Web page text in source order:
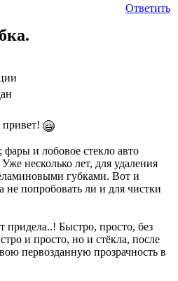
Ответить
фары и лобовое стекло авто
несколько лет, для удаления
губками. Вот и
попробовать ли и для чистки
придела..! Быстро, просто, без
и просто, но и стёкла, после
первозданную прозрачность в